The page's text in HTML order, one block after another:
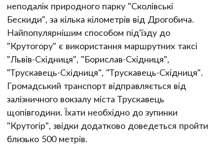
неподалік природного парку "Сколівські
Бескиди", за кілька кілометрів від Дрогобича.
Найпопулярнішим способом під'їзду до
"Крутогору" є використання маршрутних таксі
"Львів-Східниця", "Борислав-Східниця",
"Трускавець-Східниця", "Трускавець-Східниця".
Громадський транспорт відправляється від
залізничного вокзалу міста Трускавець
щопівгодини. Їхати необхідно до зупинки
"Крутогір", звідки додатково доведеться пройти
близько 500 метрів.